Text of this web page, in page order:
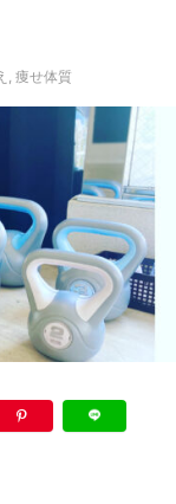
, 痩せ体質